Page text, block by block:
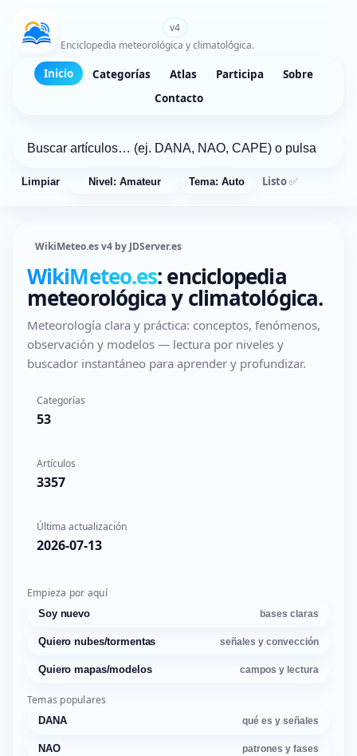
v4
Enciclopedia meteorológica y climatológica.
Inicio Categorías Atlas Participa
Sobre
Contacto
Limpiar Nivel: Amateur Tema: Auto Listo ✅
WikiMeteo.es v4 by JDServer.es
WikiMeteo.es: enciclopedia
meteorológica y climatológica.
Meteorología clara y práctica: conceptos, fenómenos,
observación y modelos — lectura por niveles y
buscador instantáneo para aprender y profundizar.
Categorías
53
Artículos
3357
Última actualización
2026-07-13
Empieza por aquí
Soy nuevo bases claras
Quiero nubes/tormentas señales y convección
Quiero mapas/modelos campos y lectura
Temas populares
DANA qué es y señales
NAO patrones y fases